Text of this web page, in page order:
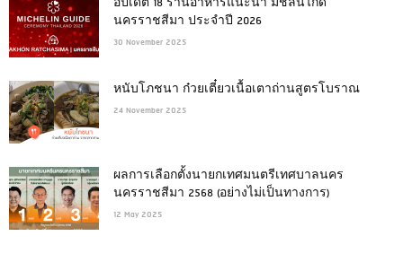
อัปเดต 18 ร้านอาหารแนะนำ มิชลินไกด์
นครราชสีมา ประจำปี 2026
30 November 2025
หนับโภชนา ก๋วยเตี๋ยวเนื้อเตาถ่านสูตรโบราณ
24 November 2025
ผลการเลือกตั้งนายกเทศมนตรีเทศบาลนคร
นครราชสีมา 2568 (อย่างไม่เป็นทางการ)
12 May 2025